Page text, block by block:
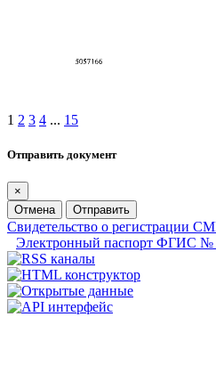
1 2 3 4 ... 15
Отправить документ
×
Отмена
Отправить
Свидетельство о регистрации
Электронный паспорт ФГИС №